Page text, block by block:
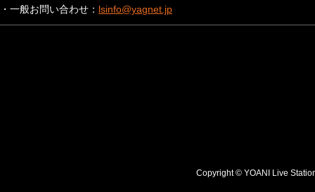
・一般お問い合わせ： lsinfo@yagnet.jp
Copyright © YOANI Live